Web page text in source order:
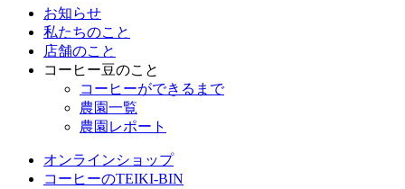
お知らせ
私たちのこと
店舗のこと
コーヒー豆のこと
コーヒーができるまで
農園一覧
農園レポート
オンラインショップ
コーヒーのTEIKI-BIN